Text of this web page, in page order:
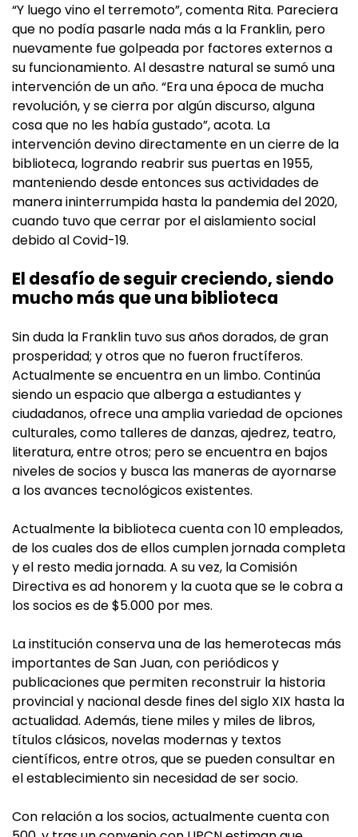
“Y luego vino el terremoto”, comenta Rita. Pareciera
que no podía pasarle nada más a la Franklin, pero
nuevamente fue golpeada por factores externos a
su funcionamiento. Al desastre natural se sumó una
intervención de un año. “Era una época de mucha
revolución, y se cierra por algún discurso, alguna
cosa que no les había gustado”, acota. La
intervención devino directamente en un cierre de la
biblioteca, logrando reabrir sus puertas en 1955,
manteniendo desde entonces sus actividades de
manera ininterrumpida hasta la pandemia del 2020,
cuando tuvo que cerrar por el aislamiento social
debido al Covid-19.
El desafío de seguir creciendo, siendo
mucho más que una biblioteca
Sin duda la Franklin tuvo sus años dorados, de gran
prosperidad; y otros que no fueron fructíferos.
Actualmente se encuentra en un limbo. Continúa
siendo un espacio que alberga a estudiantes y
ciudadanos, ofrece una amplia variedad de opciones
culturales, como talleres de danzas, ajedrez, teatro,
literatura, entre otros; pero se encuentra en bajos
niveles de socios y busca las maneras de ayornarse
a los avances tecnológicos existentes.
Actualmente la biblioteca cuenta con 10 empleados,
de los cuales dos de ellos cumplen jornada completa
y el resto media jornada. A su vez, la Comisión
Directiva es ad honorem y la cuota que se le cobra a
los socios es de $5.000 por mes.
La institución conserva una de las hemerotecas más
importantes de San Juan, con periódicos y
publicaciones que permiten reconstruir la historia
provincial y nacional desde fines del siglo XIX hasta la
actualidad. Además, tiene miles y miles de libros,
títulos clásicos, novelas modernas y textos
científicos, entre otros, que se pueden consultar en
el establecimiento sin necesidad de ser socio.
Con relación a los socios, actualmente cuenta con